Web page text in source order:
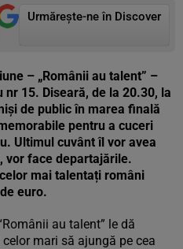
Urmărește-ne în Discover
– „Românii au talent” –
15. Diseară, de la 20.30, la
de public în marea finală
pentru a cuceri
Ultimul cuvânt îl vor avea
vor face departajările.
mai talentați români
euro.
au talent” le dă
mari să ajungă pe cea